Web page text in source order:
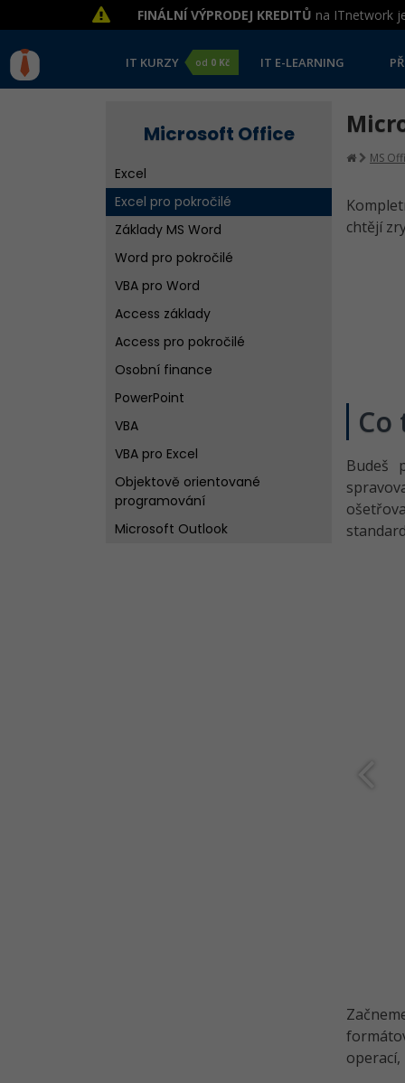
FINÁLNÍ VÝPRODEJ KREDITŮ na ITnetwork
IT KURZY od 0 Kč IT E-LEARNING
Microsoft Office
Excel
Excel pro pokročilé
Základy MS Word
Word pro pokročilé
VBA pro Word
Access základy
Access pro pokročilé
Osobní finance
PowerPoint
VBA
VBA pro Excel
Objektově orientované
programování
Microsoft Outlook
MS
chtějí
Co
Budeš